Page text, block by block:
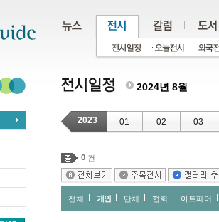
2024년 8월
2023 01 02 03
0 건
전체 개인 단체 협회 아트페어